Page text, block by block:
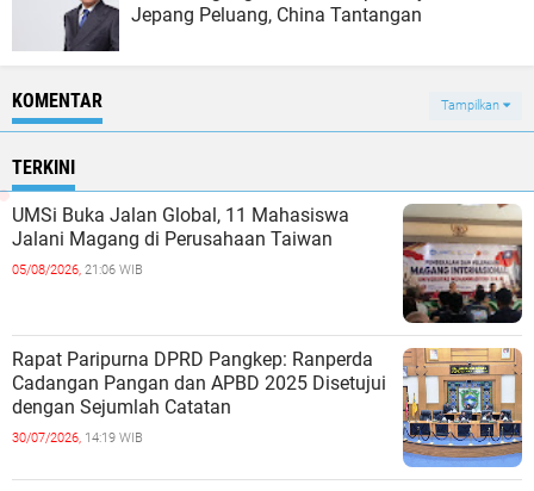
Jepang Peluang, China Tantangan
KOMENTAR Tampilkan
TERKINI
UMSi Buka Jalan Global, 11 Mahasiswa
Jalani Magang di Perusahaan Taiwan
05/08/2026, 21:06 WIB
Rapat Paripurna DPRD Pangkep: Ranperda
Cadangan Pangan dan APBD 2025 Disetujui
dengan Sejumlah Catatan
30/07/2026, 14:19 WIB